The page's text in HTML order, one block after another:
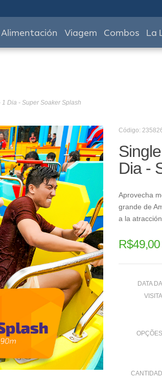
Alimentación Viagem Combos La
Dia - Super Soaker Splash
Código:
Dia -
Aprovecha
grande de
a la
R$49,00
DATA DA
VISITA
OPÇÕES
CANTIDAD